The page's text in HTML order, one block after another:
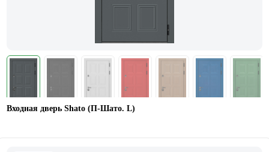
Входная дверь Shato (П-Шато. L)